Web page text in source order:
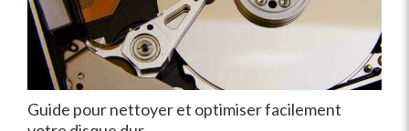
Guide pour nettoyer et optimiser facilement